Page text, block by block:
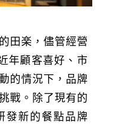
田楽，儘管經營
年顧客喜好、市
的情況下，品牌
戰。除了現有的
發新的餐點品牌